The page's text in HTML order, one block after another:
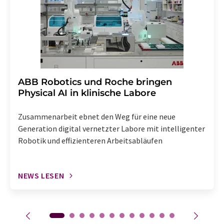
enthalten.
​​​​​​​ABB Robotics und Roche bringen
Physical AI in klinische Labore
Zusammenarbeit ebnet den Weg für eine neue
Generation digital vernetzter Labore mit intelligenter
Robotik und effizienteren Arbeitsabläufen
NEWS LESEN